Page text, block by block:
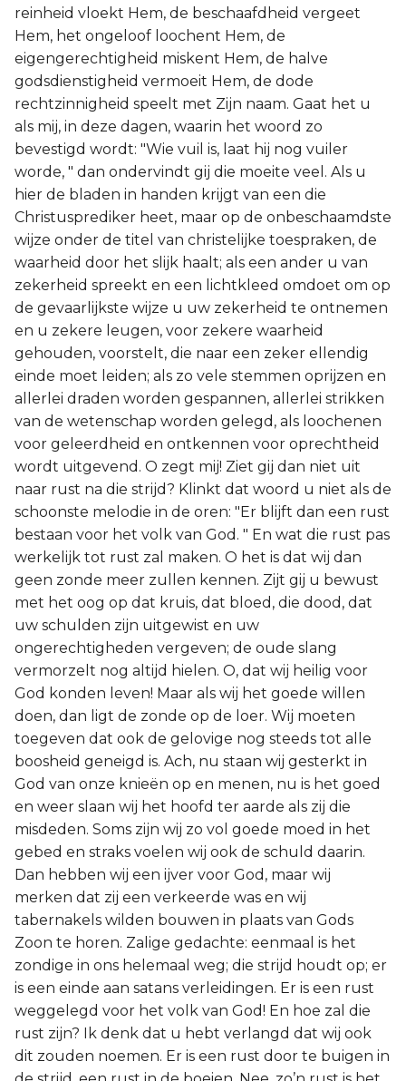
reinheid vloekt Hem, de beschaafdheid vergeet
Hem, het ongeloof loochent Hem, de
eigengerechtigheid miskent Hem, de halve
godsdienstigheid vermoeit Hem, de dode
rechtzinnigheid speelt met Zijn naam. Gaat het u
als mij, in deze dagen, waarin het woord zo
bevestigd wordt: "Wie vuil is, laat hij nog vuiler
worde, " dan ondervindt gij die moeite veel. Als u
hier de bladen in handen krijgt van een die
Christusprediker heet, maar op de onbeschaamdste
wijze onder de titel van christelijke toespraken, de
waarheid door het slijk haalt; als een ander u van
zekerheid spreekt en een lichtkleed omdoet om op
de gevaarlijkste wijze u uw zekerheid te ontnemen
en u zekere leugen, voor zekere waarheid
gehouden, voorstelt, die naar een zeker ellendig
einde moet leiden; als zo vele stemmen oprijzen en
allerlei draden worden gespannen, allerlei strikken
van de wetenschap worden gelegd, als loochenen
voor geleerdheid en ontkennen voor oprechtheid
wordt uitgevend. O zegt mij! Ziet gij dan niet uit
naar rust na die strijd? Klinkt dat woord u niet als de
schoonste melodie in de oren: "Er blijft dan een rust
bestaan voor het volk van God. " En wat die rust pas
werkelijk tot rust zal maken. O het is dat wij dan
geen zonde meer zullen kennen. Zijt gij u bewust
met het oog op dat kruis, dat bloed, die dood, dat
uw schulden zijn uitgewist en uw
ongerechtigheden vergeven; de oude slang
vermorzelt nog altijd hielen. O, dat wij heilig voor
God konden leven! Maar als wij het goede willen
doen, dan ligt de zonde op de loer. Wij moeten
toegeven dat ook de gelovige nog steeds tot alle
boosheid geneigd is. Ach, nu staan wij gesterkt in
God van onze knieën op en menen, nu is het goed
en weer slaan wij het hoofd ter aarde als zij die
misdeden. Soms zijn wij zo vol goede moed in het
gebed en straks voelen wij ook de schuld daarin.
Dan hebben wij een ijver voor God, maar wij
merken dat zij een verkeerde was en wij
tabernakels wilden bouwen in plaats van Gods
Zoon te horen. Zalige gedachte: eenmaal is het
zondige in ons helemaal weg; die strijd houdt op; er
is een einde aan satans verleidingen. Er is een rust
weggelegd voor het volk van God! En hoe zal die
rust zijn? Ik denk dat u hebt verlangd dat wij ook
dit zouden noemen. Er is een rust door te buigen in